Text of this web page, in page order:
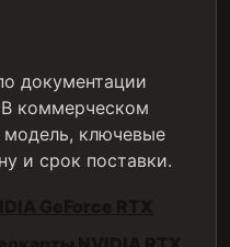
документации
В коммерческом
ключевые
и срок поставки.